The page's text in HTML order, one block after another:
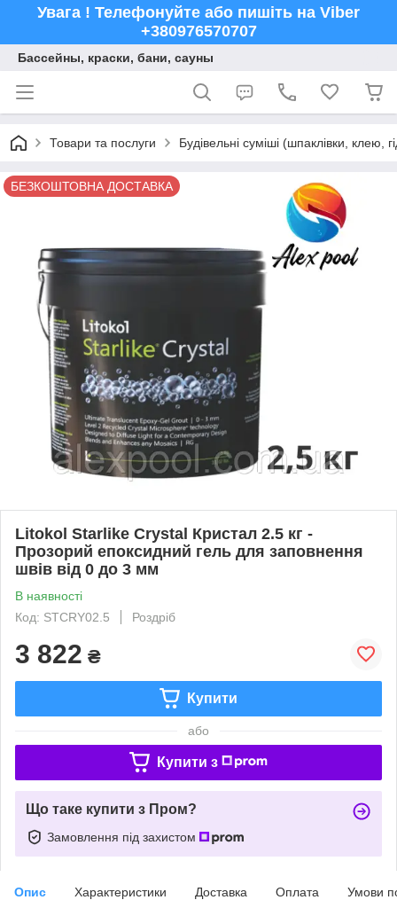
Увага ! Телефонуйте або пишіть на Viber
+380976570707
Бассейны, краски, бани, сауны
Товари та послуги Будівельні суміші (шпаклівки, клею,
БЕЗКОШТОВНА ДОСТАВКА
Litokol Starlike Crystal Кристал 2.5 кг -
Прозорий епоксидний гель для заповнення
швів від 0 до 3 мм
В наявності
Код: STCRY02.5
Роздріб
3 822 ₴
Купити
або
Купити з
Що таке купити з Пром?
Замовлення під захистом
Опис Характеристики Доставка Оплата Умови